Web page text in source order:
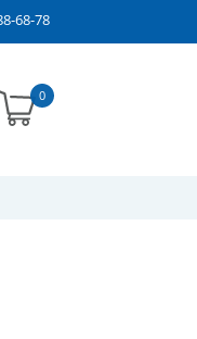
68-78
0